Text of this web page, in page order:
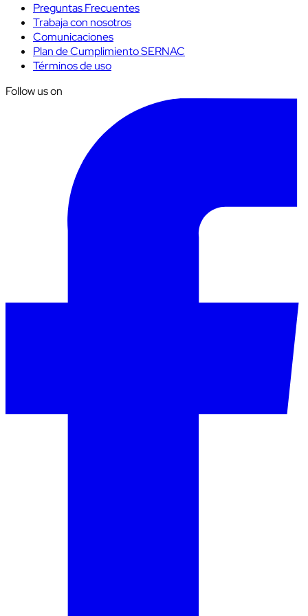
Preguntas Frecuentes
Trabaja con nosotros
Comunicaciones
Plan de Cumplimiento SERNAC
Términos de uso
Follow us on